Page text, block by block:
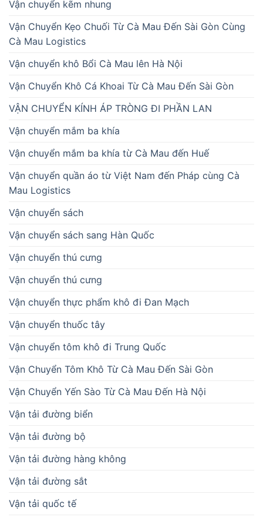
Vận chuyển kẽm nhung
Vận Chuyển Kẹo Chuối Từ Cà Mau Đến Sài Gòn Cùng
Cà Mau Logistics
Vận chuyển khô Bổi Cà Mau lên Hà Nội
Vận Chuyển Khô Cá Khoai Từ Cà Mau Đến Sài Gòn
VẬN CHUYỂN KÍNH ÁP TRÒNG ĐI PHẦN LAN
Vận chuyển mắm ba khía
Vận chuyển mắm ba khía từ Cà Mau đến Huế
Vận chuyển quần áo từ Việt Nam đến Pháp cùng Cà
Mau Logistics
Vận chuyển sách
Vận chuyển sách sang Hàn Quốc
Vận chuyển thú cưng
Vận chuyển thú cưng
Vận chuyển thực phẩm khô đi Đan Mạch
Vận chuyển thuốc tây
Vận chuyển tôm khô đi Trung Quốc
Vận Chuyển Tôm Khô Từ Cà Mau Đến Sài Gòn
Vận Chuyển Yến Sào Từ Cà Mau Đến Hà Nội
Vận tải đường biển
Vận tải đường bộ
Vận tải đường hàng không
Vận tải đường sắt
Vận tải quốc tế